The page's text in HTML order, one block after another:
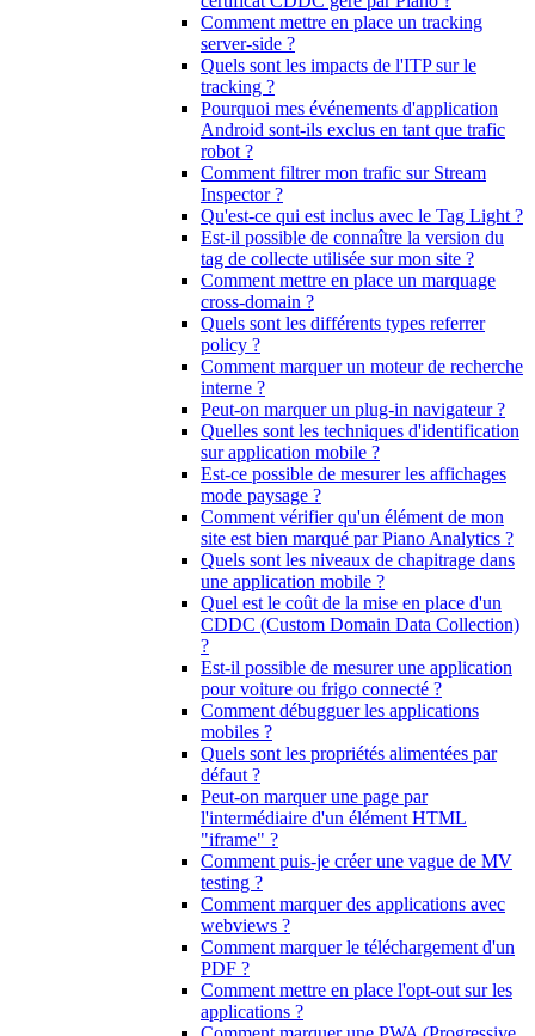
Comment mettre en place un tracking
server-side ?
Quels sont les impacts de l'ITP sur le
tracking ?
Pourquoi mes événements d'application
Android sont-ils exclus en tant que trafic
robot ?
Comment filtrer mon trafic sur Stream
Inspector ?
Qu'est-ce qui est inclus avec le Tag Light ?
Est-il possible de connaître la version du
tag de collecte utilisée sur mon site ?
Comment mettre en place un marquage
cross-domain ?
Quels sont les différents types referrer
policy ?
Comment marquer un moteur de recherche
interne ?
Peut-on marquer un plug-in navigateur ?
Quelles sont les techniques d'identification
sur application mobile ?
Est-ce possible de mesurer les affichages
mode paysage ?
Comment vérifier qu'un élément de mon
site est bien marqué par Piano Analytics ?
Quels sont les niveaux de chapitrage dans
une application mobile ?
Quel est le coût de la mise en place d'un
CDDC (Custom Domain Data Collection)
?
Est-il possible de mesurer une application
pour voiture ou frigo connecté ?
Comment débugguer les applications
mobiles ?
Quels sont les propriétés alimentées par
défaut ?
Peut-on marquer une page par
l'intermédiaire d'un élément HTML
"iframe" ?
Comment puis-je créer une vague de MV
testing ?
Comment marquer des applications avec
webviews ?
Comment marquer le téléchargement d'un
PDF ?
Comment mettre en place l'opt-out sur les
applications ?